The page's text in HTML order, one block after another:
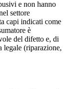
e non hanno
settore
capi indicati come
è
del difetto e, di
legale (riparazione,